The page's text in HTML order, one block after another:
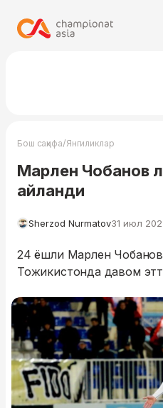
Бош саҳифа/Янгиликлар
Марлен Чобанов
айланди
Sherzod Nurmatov31 июл
24 ёшли Марлен
Тожикистонда давом